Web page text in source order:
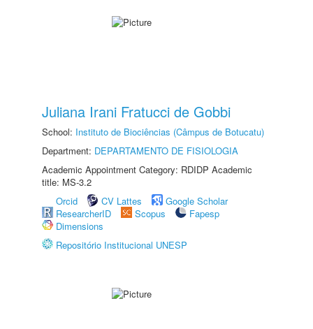
Juliana Irani Fratucci de Gobbi
School: Instituto de Biociências (Câmpus de Botucatu)
Department: DEPARTAMENTO DE FISIOLOGIA
Academic Appointment Category: RDIDP Academic
title: MS-3.2
Orcid
CV Lattes
Google Scholar
ResearcherID
Scopus
Fapesp
Dimensions
Repositório Institucional UNESP